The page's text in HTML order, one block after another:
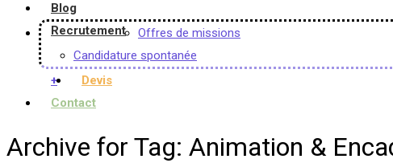
Blog
Recrutement
Offres de missions
Candidature spontanée
+
Devis
Contact
Archive for Tag: Animation &